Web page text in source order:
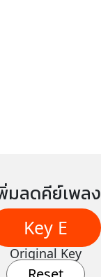
มลดคีย์เพลง
Key E
Original Key